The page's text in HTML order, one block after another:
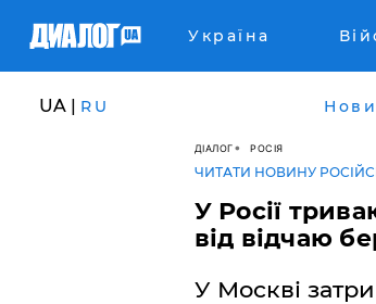
Україна
UA | RU
ДІАЛОГ РОСІЯ
ЧИТАТИ НОВИНУ
У Росії
від відчаю
У Москві